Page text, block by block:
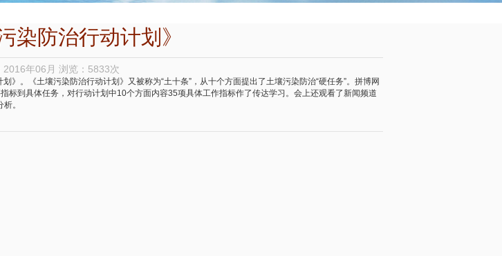
染防治行动计划》
2016年06月 浏览：5833次
。《土壤污染防治行动计划》又被称为“土十条”，从十个方面提出了土壤污染防治“硬任务”。拼博网
标到具体任务，对行动计划中10个方面内容35项具体工作指标作了传达学习。会上还观看了新闻频道
。